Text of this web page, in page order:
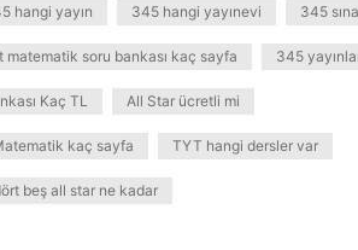
hangi yayın 345 hangi yayınevi 345
matematik soru bankası kaç sayfa 345
Kaç TL All Star ücretli mi
kaç sayfa TYT hangi dersler var
beş all star ne kadar